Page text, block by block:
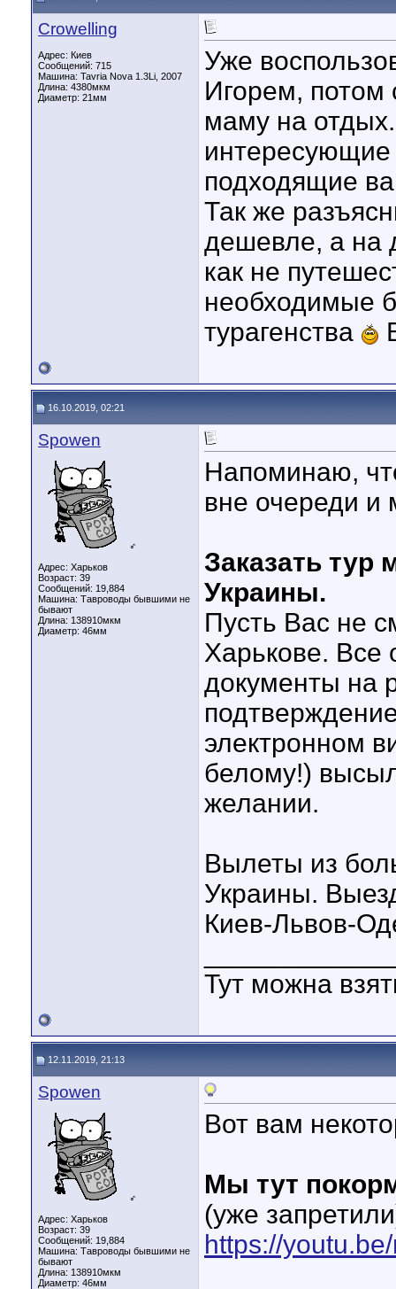
Crowelling
Адрес: Киев
Сообщений: 715
Машина: Tavria Nova 1.3Li, 2007
Длина: 4380мкм
Диаметр: 21мм
Уже
Игорем, потом
маму на
подходящие
Так же
дешевле, а на
как не
необходимые
турагенства
16.10.2019, 02:21
Spowen
♂
Адрес: Харьков
Возраст: 39
Сообщений: 19,884
Машина: Тавроводы бывшими не
бывают
Длина: 138910мкм
Диаметр: 46мм
Напоминаю,
вне очереди и
Заказать тур
Украины.
Пусть Вас не
Харькове. Все
документы на
электронном
белому!)
желании.
Вылеты из
Украины.
Киев-Львов-
Тут можна
12.11.2019, 21:13
Spowen
♂
Адрес: Харьков
Возраст: 39
Сообщений: 19,884
Машина: Тавроводы бывшими не
бывают
Длина: 138910мкм
Диаметр: 46мм
Вот вам
Мы тут
(уже
https://